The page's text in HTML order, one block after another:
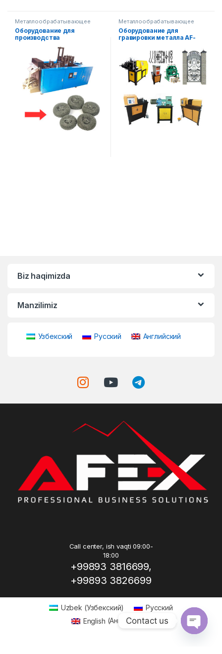
Металлообрабатывающее
оборудование
Оборудование для
производства
Металлообрабатывающее
оборудование
Оборудование для
гравировки металла AF-
Biz haqimizda
Manzilimiz
Узбекский Русский Английский
Call center, ish vaqti 09:00-
18:00
+99893 3816699,
+99893 3826699
Uzbek (Узбекский)
Русский
English (Английский)
Contact us